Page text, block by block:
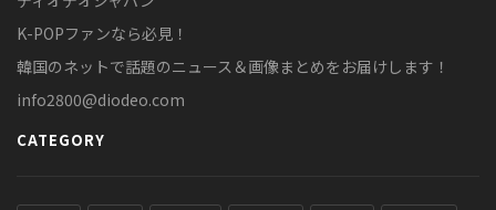
K-POPファンなら必見！
韓国のネットで話題のニュース＆画像まとめをお届けします！
info2800@diodeo.com
CATEGORY